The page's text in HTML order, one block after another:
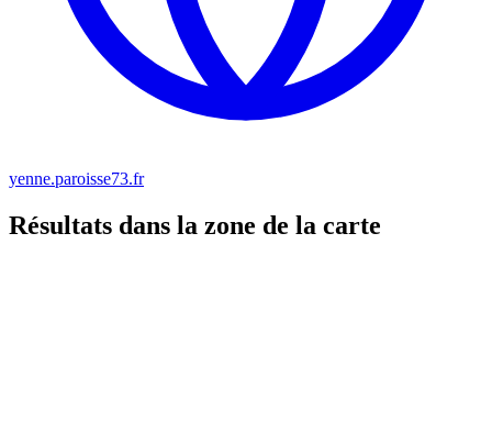
yenne.paroisse73.fr
Résultats dans la zone de la carte